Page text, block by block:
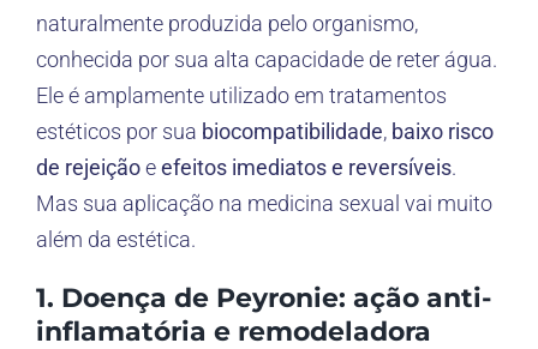
naturalmente produzida pelo organismo,
conhecida por sua alta capacidade de reter água.
Ele é amplamente utilizado em tratamentos
estéticos por sua biocompatibilidade, baixo risco
de rejeiçãoeefeitos imediatos e reversíveis.
Mas sua aplicação na medicina sexual vai muito
além da estética.
1. Doença de Peyronie: ação anti-
inflamatória e remodeladora